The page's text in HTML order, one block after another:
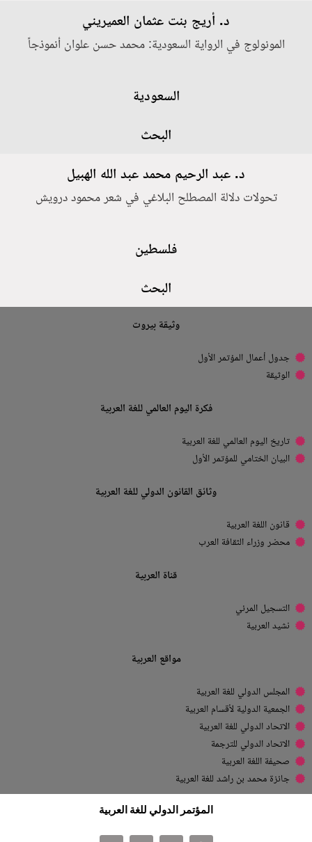
د. أريج بنت عثمان العميريني
المونولوج في الرواية السعودية: محمد حسن علوان أنموذجاً
السعودية
البحث
د. عبد الرحيم محمد عبد الله الهبيل
تحولات دلالة المصطلح البلاغي في شعر محمود درويش
فلسطين
البحث
وثيقة بيروت
جدول أعمال المؤتمر الأول
الوثيقة
فكرة اليوم العالمي للغة العربية
تاريخ اليوم العالمي للغة العربية
البيان الختامي للمؤتمر الأول
وثائق القانون الدولي للغة العربية
قانون اللغة العربية
محضر وزراء الثقافة العرب
قناة العربية
التسجيل المرئي
نشيد العربية
مواقع العربية
المجلس الدولي للغة العربية
الجمعية الدولية لأقسام العربية
الاتحاد الدولي للغة العربية
الاتحاد الدولي للترجمة
صحيفة اللغة العربية
جائزة محمد بن راشد للغة العربية
المؤتمر الدولي للغة العربية